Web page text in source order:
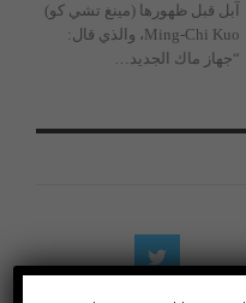
آبل قبل ظهورها (مينغ تشي كو)
Ming-Chi Kuo، والذي قال:
“جهاز ماك الجديد…